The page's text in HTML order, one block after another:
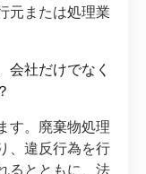
元または処理業
会社だけでなく
す。廃棄物処理
、違反行為を行
るとともに、法